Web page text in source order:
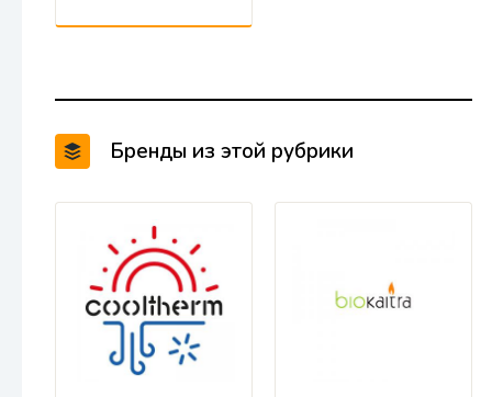
Бренды из этой рубрики